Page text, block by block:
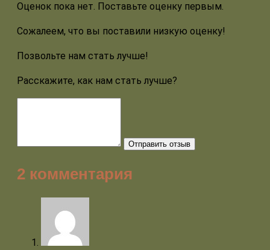
Оценок пока нет. Поставьте оценку первым.
Сожалеем, что вы поставили низкую оценку!
Позвольте нам стать лучше!
Расскажите, как нам стать лучше?
Отправить отзыв
2 комментария